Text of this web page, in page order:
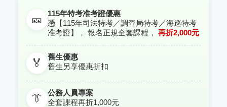
🎫
115年特考准考證優惠
憑【115年司法特考／調查局特考／海巡特考
准考證】， 報名正規全套課程， 再折2,000元
🏅
舊生優惠
舊生另享優惠折扣
👔
公務人員專案
全套課程再折1,000元